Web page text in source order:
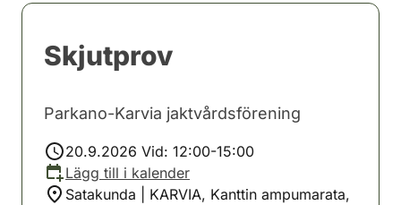
Skjutprov
Parkano-Karvia jaktvårdsförening
20.9.2026 Vid: 12:00-15:00
Lägg till i kalender
Satakunda | KARVIA, Kanttin ampumarata,